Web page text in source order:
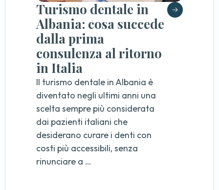
Turismo dentale in
Albania: cosa succede
dalla prima
consulenza al ritorno
in Italia
Il turismo dentale in Albania è
diventato negli ultimi anni una
scelta sempre più considerata
dai pazienti italiani che
desiderano curare i denti con
costi più accessibili, senza
rinunciare a …